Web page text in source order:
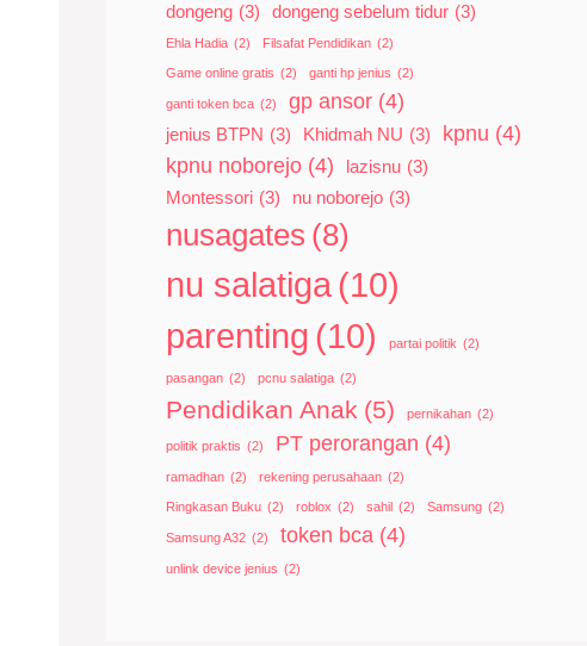
dongeng (3) dongeng sebelum tidur (3)
Ehla Hadia (2) Filsafat Pendidikan (2)
Game online gratis (2) ganti hp jenius (2)
ganti token bca (2) gp ansor (4)
jenius BTPN (3) Khidmah NU (3) kpnu (4)
kpnu noborejo (4) lazisnu (3)
Montessori (3) nu noborejo (3)
nusagates (8)
nu salatiga(10)
parenting (10) partai politik (2)
pasangan (2) pcnu salatiga (2)
Pendidikan Anak (5) pernikahan (2)
politik praktis (2) PT perorangan (4)
ramadhan (2) rekening perusahaan (2)
Ringkasan Buku (2) roblox (2) sahil (2) Samsung (2)
Samsung A32 (2) token bca (4)
unlink device jenius (2)